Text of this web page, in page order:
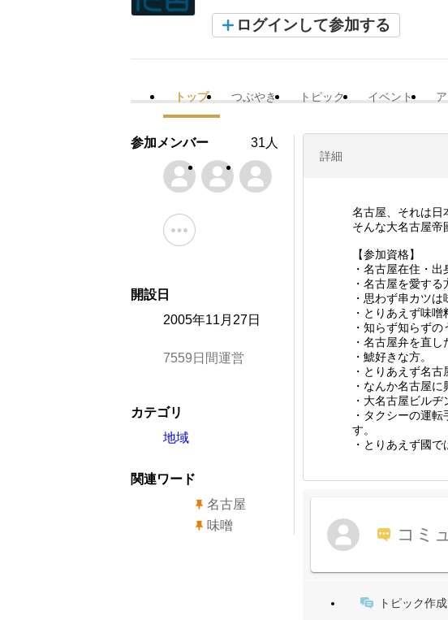
ログインして参加する
トップ つぶやき トピック イベント
詳細
名古屋、それは日
そんな大名古屋帝
【参加資格】
・名古屋在住・出
・名古屋を愛する
・思わず串カツは
・とりあえず味噌
・知らず知らず
・名古屋弁を直し
・鯱好きな方。
・とりあえず名
・なんか名古屋に
・大名古屋ビルヂ
・タクシーの運
す。
・とりあえず國で
コミ
トピック作成
参加メンバー 31人
開設日
2005年11月27日
7559日間運営
カテゴリ
地域
関連ワード
名古屋
味噌